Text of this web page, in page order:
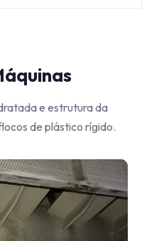
e estrutura da
de plástico rígido.